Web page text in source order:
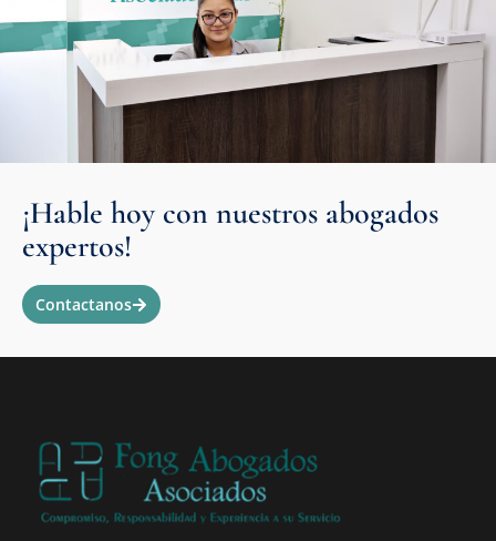
¡Hable hoy con nuestros abogados
expertos!
Contactanos